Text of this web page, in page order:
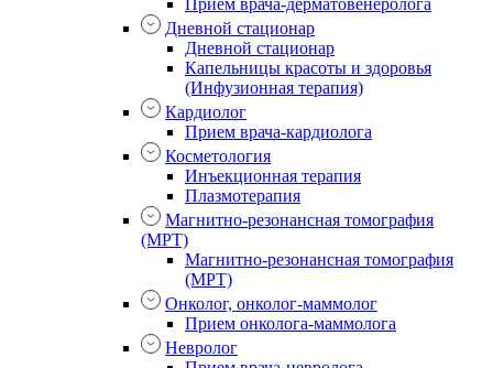
Прием врача-дерматовенеролога
Дневной стационар
Дневной стационар
Капельницы красоты и здоровья
(Инфузионная терапия)
Кардиолог
Прием врача-кардиолога
Косметология
Инъекционная терапия
Плазмотерапия
Магнитно-резонансная томография
(МРТ)
Магнитно-резонансная томография
(МРТ)
Онколог, онколог-маммолог
Прием онколога-маммолога
Невролог